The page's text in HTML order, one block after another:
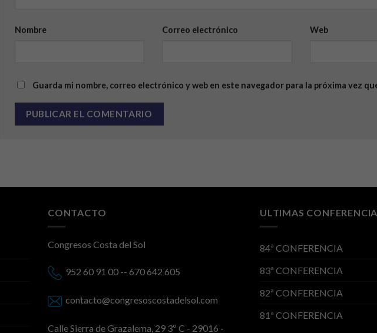
Nombre Correo electrónico Web
Guarda mi nombre, correo electrónico y web en este navegador para la próxima vez
CONTACTO
Congresos Costa del Sol
952 60 91 00 -- 670 642 605
contacto@congresoscostadelsol.com
Calle Sierra de Grazalema, 29 3º C - 29016 -
ULTIMAS
84ª CONFERENCIA
83ª CONFERENCIA
82ª CONFERENCIA
81ª CONFERENCIA